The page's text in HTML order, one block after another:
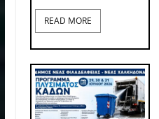
READ MORE